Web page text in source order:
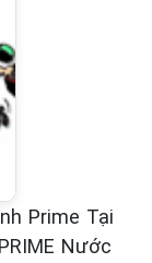
Prime Tại
Nước